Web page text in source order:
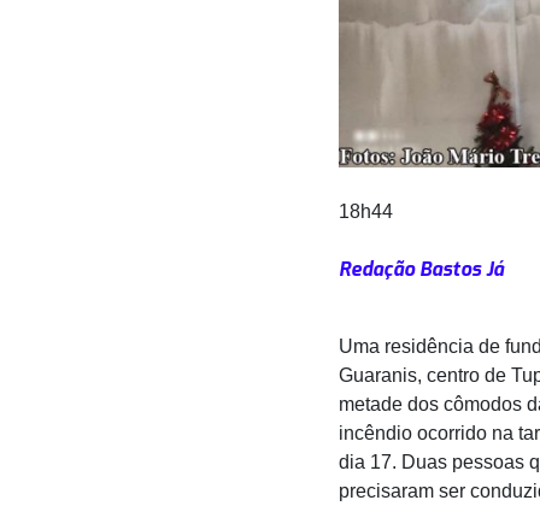
18h44
Redação Bastos Já
Uma residência de
Guaranis, centro de
metade dos cômodos
incêndio ocorrido na
dia 17. Duas pessoas
precisaram ser